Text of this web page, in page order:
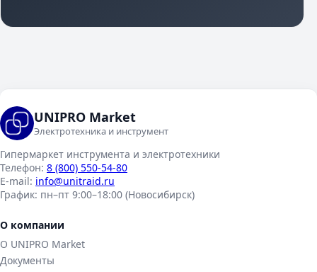
UNIPRO Market
Электротехника и инструмент
Гипермаркет инструмента и электротехники
Телефон: 8 (800) 550-54-80
E-mail: info@unitraid.ru
График: пн–пт 9:00–18:00 (Новосибирск)
О компании
О UNIPRO Market
Документы